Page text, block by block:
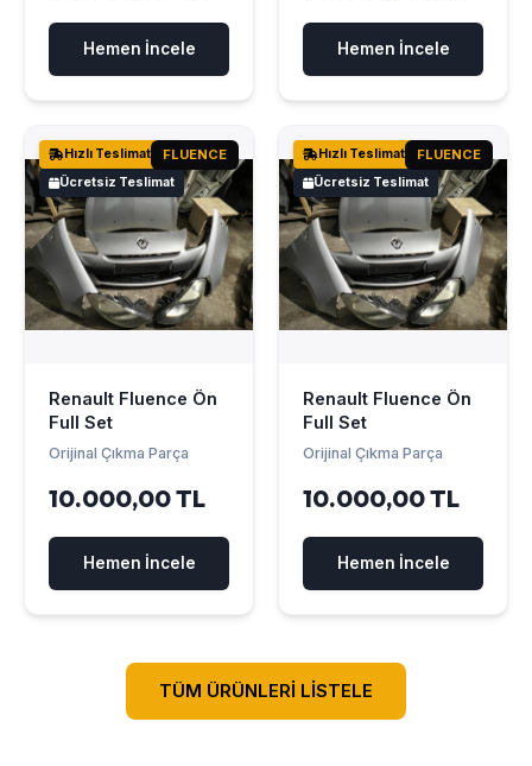
Hemen İncele Hemen İncele
Hızlı Teslimat
Ücretsiz Teslimat
FLUENCE
Renault Fluence Ön
Full Set
Orijinal Çıkma Parça
10.000,00 TL
Hemen İncele
Hızlı Teslimat
Ücretsiz Teslimat
FLUENCE
Renault Fluence Ön
Full Set
Orijinal Çıkma Parça
10.000,00 TL
Hemen İncele
TÜM ÜRÜNLERİ LİSTELE